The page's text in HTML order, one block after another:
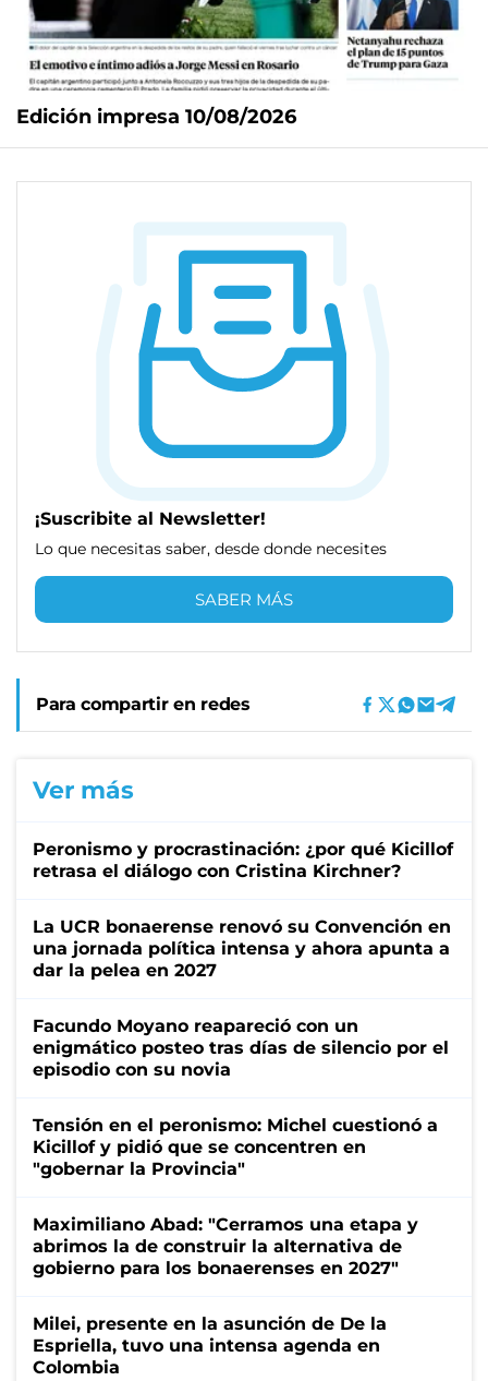
Edición impresa 10/08/2026
¡Suscribite al Newsletter!
Lo que necesitas saber, desde donde necesites
SABER MÁS
Para compartir en redes
Ver más
Peronismo y procrastinación: ¿por qué Kicillof
retrasa el diálogo con Cristina Kirchner?
La UCR bonaerense renovó su Convención en
una jornada política intensa y ahora apunta a
dar la pelea en 2027
Facundo Moyano reapareció con un
enigmático posteo tras días de silencio por el
episodio con su novia
Tensión en el peronismo: Michel cuestionó a
Kicillof y pidió que se concentren en
"gobernar la Provincia"
Maximiliano Abad: "Cerramos una etapa y
abrimos la de construir la alternativa de
gobierno para los bonaerenses en 2027"
Milei, presente en la asunción de De la
Espriella, tuvo una intensa agenda en
Colombia